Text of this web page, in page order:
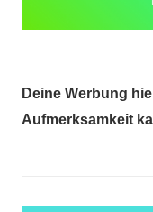
Deine Werbung
Aufmerksamkeit